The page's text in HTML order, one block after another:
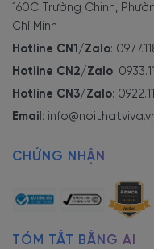
160C Trường Chinh,
Chí Minh
Hotline CN1/Zalo:
Hotline CN2/Zalo:
Hotline CN3/Zalo:
Email :
CHỨNG NHẬN
TÓM TẮT BẰNG AI